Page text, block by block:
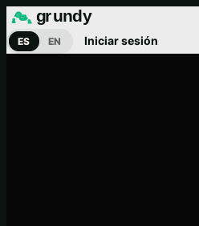
g rundy
ES EN Iniciar sesión